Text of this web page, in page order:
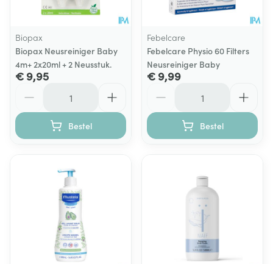
Biopax
Biopax Neusreiniger Baby
4m+ 2x20ml + 2 Neusstuk.
€ 9,95
Bestel
Febelcare
Febelcare Physio 60 Filters
Neusreiniger Baby
€ 9,99
Bestel